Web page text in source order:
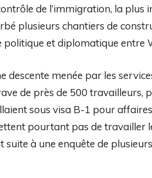
de l’immigration, la plus
plusieurs chantiers de
politique et diplomatique entre
descente menée par les
de près de 500
sous visa B-1 pour
pourtant pas de travailler
suite à une enquête de